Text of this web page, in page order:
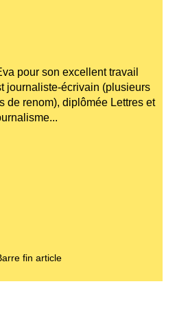
pour son excellent travail
journaliste-écrivain (plusieurs
de renom), diplômée Lettres et